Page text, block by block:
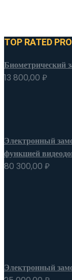
TOP RATED
Биометрический
13 800,00 ₽
Электронный
функцией
80 300,00 ₽
Электронный